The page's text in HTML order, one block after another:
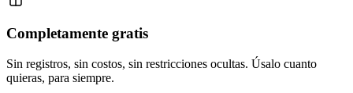
Completamente gratis
Sin registros, sin costos, sin restricciones ocultas. Úsalo cuanto
quieras, para siempre.